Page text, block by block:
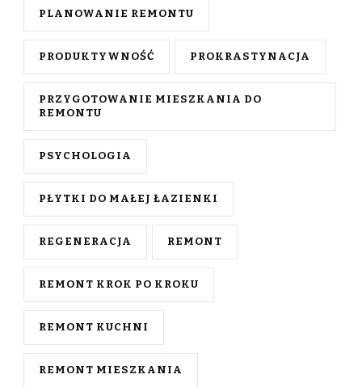
PLANOWANIE REMONTU
PRODUKTYWNOŚĆ PROKRASTYNACJA
PRZYGOTOWANIE MIESZKANIA DO
REMONTU
PSYCHOLOGIA
PŁYTKI DO MAŁEJ ŁAZIENKI
REGENERACJA REMONT
REMONT KROK PO KROKU
REMONT KUCHNI
REMONT MIESZKANIA